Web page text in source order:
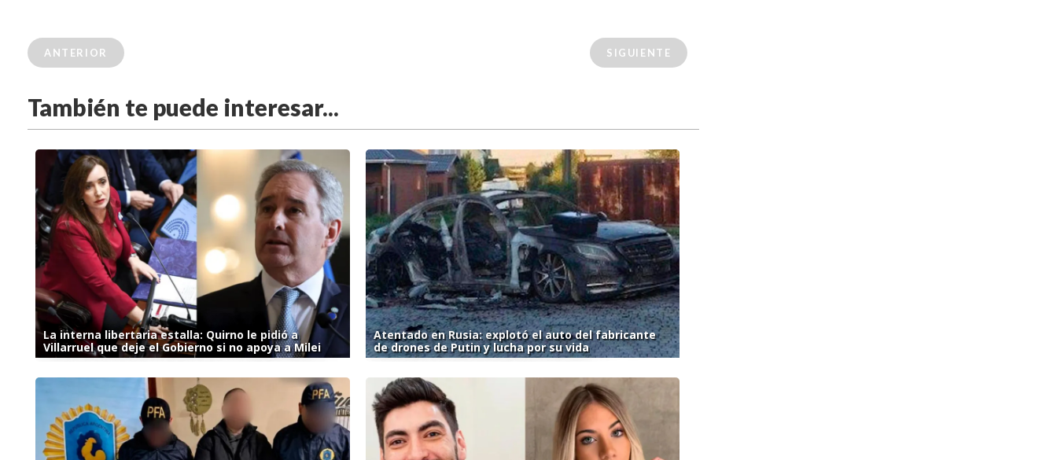
ANTERIOR SIGUIENTE
También te puede interesar...
La interna libertaria estalla: Quirno le pidió a
Villarruel que deje el Gobierno si no apoya a Milei
Atentado en Rusia: explotó el auto del fabricante
de drones de Putin y lucha por su vida